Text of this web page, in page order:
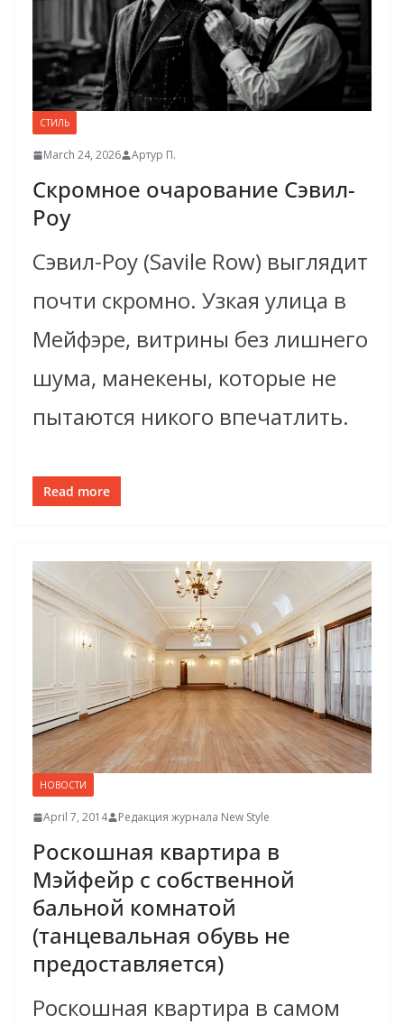
СТИЛЬ
March 24, 2026 Артур П.
Скромное очарование Сэвил-
Роу
Сэвил-Роу (Savile Row) выглядит
почти скромно. Узкая улица в
Мейфэре, витрины без лишнего
шума, манекены, которые не
пытаются никого впечатлить.
Read more
НОВОСТИ
April 7, 2014 Редакция журнала New Style
Роскошная квартира в
Мэйфейр с собственной
бальной комнатой
(танцевальная обувь не
предоставляется)
Роскошная квартира в самом